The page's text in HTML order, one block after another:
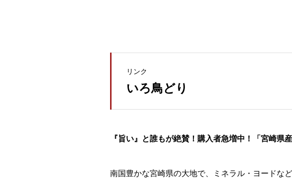
リンク
いろ鳥どり
『旨い』と誰もが絶賛！購入者急増中！「宮崎県
南国豊かな宮崎県の大地で、ミネラル・ヨードな